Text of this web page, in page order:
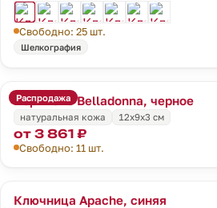
Свободно: 25 шт.
Шелкография
Распродажа
Портмоне Belladonna, черное
натуральная кожа
12х9х3 см
от 3 861 ₽
Свободно: 11 шт.
Ключница Apache, синяя